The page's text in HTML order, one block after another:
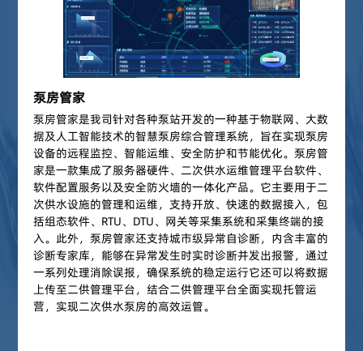
泵房管家
泵房管家是我司针对各种泵站开发的一种基于物联网、大数
据及人工智能技术的智慧泵房综合管理系统，旨在实现泵房
设备的远程监控、智能运维、安全防护和节能优化。泵房管
家是一款集成了服务器硬件、二次供水运维管理平台软件、
软件配置服务以及安全防火墙的一体化产品。它主要用于二
次供水设施的管理和运维，支持开放、快速的数据接入，包
括组态软件、RTU、DTU、网关等采集系统和采集终端的接
入。此外，泵房管家还支持城市级异常自诊断，内含丰富的
诊断专家库，能够在异常发生时实时诊断并发出报警，通过
一系列处理消除误报，确保系统的稳定运行‌它还可以将数据
上传至二供管理平台，结合二供管理平台全面实现托管运
营，实现二次供水泵房的高效运管。